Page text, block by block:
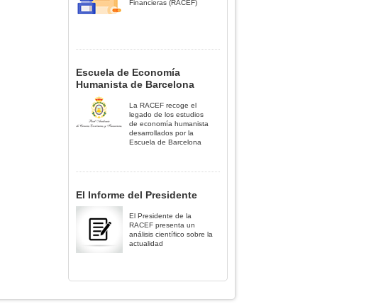
Financieras (RACEF)
Escuela de Economía
Humanista de Barcelona
La RACEF recoge el
legado de los estudios
de economía humanista
desarrollados por la
Escuela de Barcelona
El Informe del Presidente
El Presidente de la
RACEF presenta un
análisis científico sobre la
actualidad